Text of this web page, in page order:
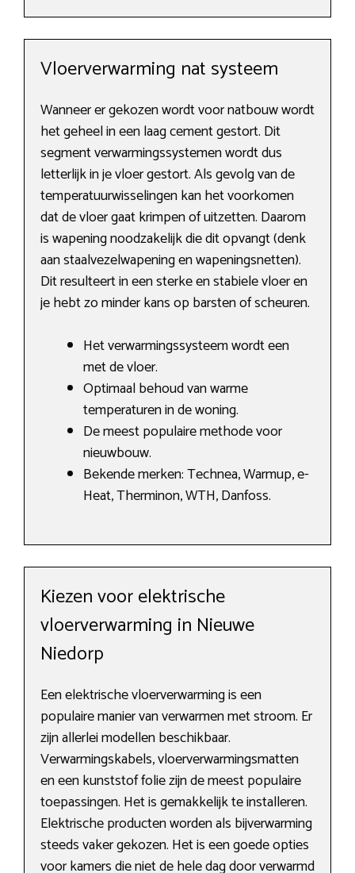
Vloerverwarming nat systeem
Wanneer er gekozen wordt voor natbouw wordt
het geheel in een laag cement gestort. Dit
segment verwarmingssystemen wordt dus
letterlijk in je vloer gestort. Als gevolg van de
temperatuurwisselingen kan het voorkomen
dat de vloer gaat krimpen of uitzetten. Daarom
is wapening noodzakelijk die dit opvangt (denk
aan staalvezelwapening en wapeningsnetten).
Dit resulteert in een sterke en stabiele vloer en
je hebt zo minder kans op barsten of scheuren.
Het verwarmingssysteem wordt een
met de vloer.
Optimaal behoud van warme
temperaturen in de woning.
De meest populaire methode voor
nieuwbouw.
Bekende merken: Technea, Warmup, e-
Heat, Therminon, WTH, Danfoss.
Kiezen voor elektrische
vloerverwarming in Nieuwe
Niedorp
Een elektrische vloerverwarming is een
populaire manier van verwarmen met stroom. Er
zijn allerlei modellen beschikbaar.
Verwarmingskabels, vloerverwarmingsmatten
en een kunststof folie zijn de meest populaire
toepassingen. Het is gemakkelijk te installeren.
Elektrische producten worden als bijverwarming
steeds vaker gekozen. Het is een goede opties
voor kamers die niet de hele dag door verwarmd